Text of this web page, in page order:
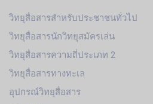
วิทยุสื่อสารสำหรับประชาชนทั่วไป
วิทยุสื่อสารนักวิทยุสมัครเล่น
วิทยุสื่อสารความถี่ประเภท 2
วิทยุสื่อสารทางทะเล
อุปกรณ์วิทยุสื่อสาร